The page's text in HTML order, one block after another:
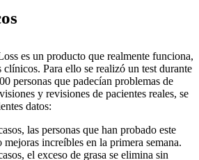
es un producto que realmente funciona,
clínicos. Para ello se realizó un test durante
personas que padecían problemas de
y revisiones de pacientes reales, se
datos:
las personas que han probado este
increíbles en la primera semana.
el exceso de grasa se elimina sin